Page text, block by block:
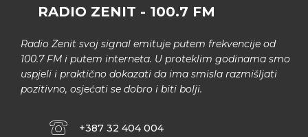
RADIO ZENIT - 100.7 FM
Radio Zenit svoj signal emituje putem frekvencije od
100.7 FM i putem interneta. U proteklim godinama smo
uspjeli i praktično dokazati da ima smisla razmišljati
pozitivno, osjećati se dobro i biti bolji.
+387 32 404 004